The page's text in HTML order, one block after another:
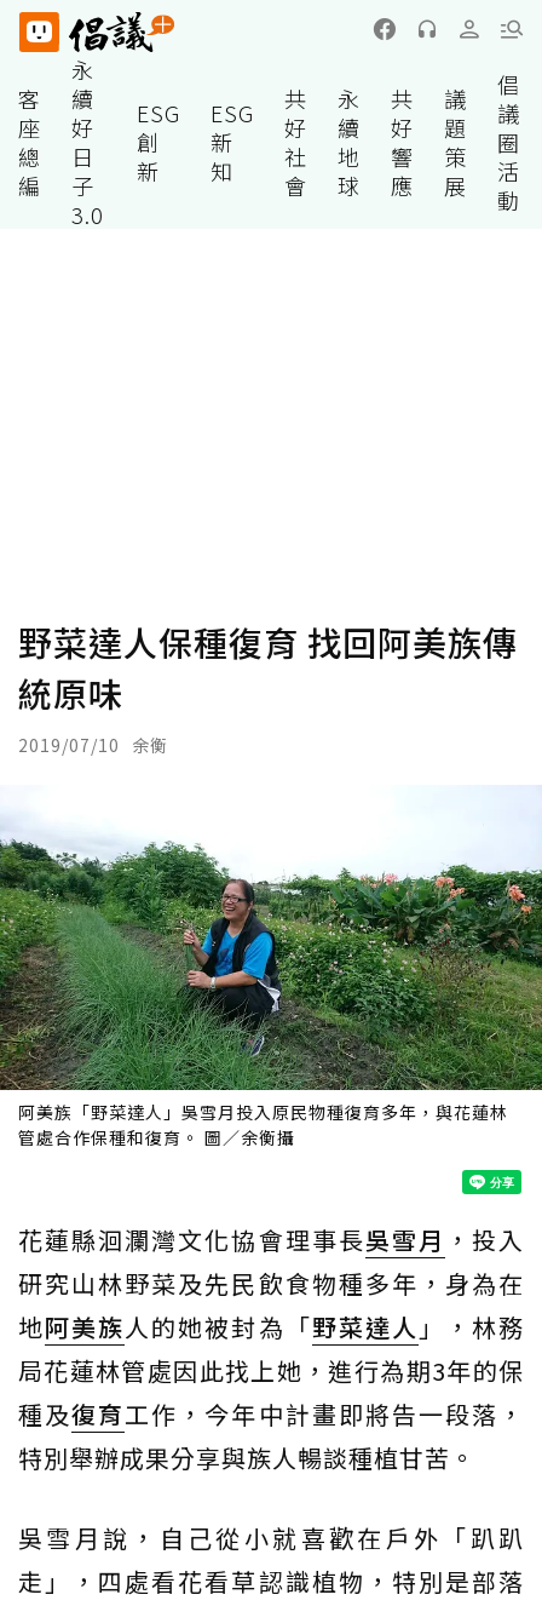
客
座
總
編
永
續
好
日
子
3.0
ESG
創
新
ESG
新
知
共
好
社
會
永
續
地
球
共
好
響
應
議
題
策
展
倡
議
圈
活
動
野菜達人保種復育 找回阿美族傳
統原味
2019/07/10 余衡
阿美族「野菜達人」吳雪月投入原民物種復育多年，與花蓮林
管處合作保種和復育。 圖／余衡攝
花蓮縣洄瀾灣文化協會理事長吳雪月 ，投入
研究山林野菜及先民飲食物種多年，身為在
地阿美族人的她被封為「野菜達人 」，林務
局花蓮林管處因此找上她，進行為期3年的保
種及復育工作，今年中計畫即將告一段落，
特別舉辦成果分享與族人暢談種植甘苦。
吳雪月說，自己從小就喜歡在戶外「趴趴
走」，四處看花看草認識植物，特別是部落